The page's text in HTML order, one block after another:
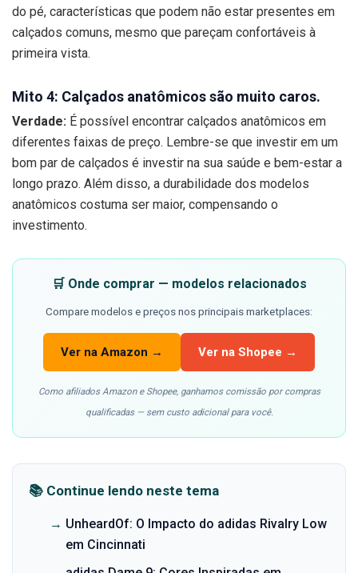
do pé, características que podem não estar presentes em
calçados comuns, mesmo que pareçam confortáveis à
primeira vista.
Mito 4: Calçados anatômicos são muito caros.
Verdade: É possível encontrar calçados anatômicos em
diferentes faixas de preço. Lembre-se que investir em um
bom par de calçados é investir na sua saúde e bem-estar a
longo prazo. Além disso, a durabilidade dos modelos
anatômicos costuma ser maior, compensando o
investimento.
🛒 Onde comprar — modelos relacionados
Compare modelos e preços nos principais marketplaces:
Ver na Amazon → Ver na Shopee →
Como afiliados Amazon e Shopee, ganhamos comissão por compras
qualificadas — sem custo adicional para você.
📚 Continue lendo neste tema
→ UnheardOf: O Impacto do adidas Rivalry Low
em Cincinnati